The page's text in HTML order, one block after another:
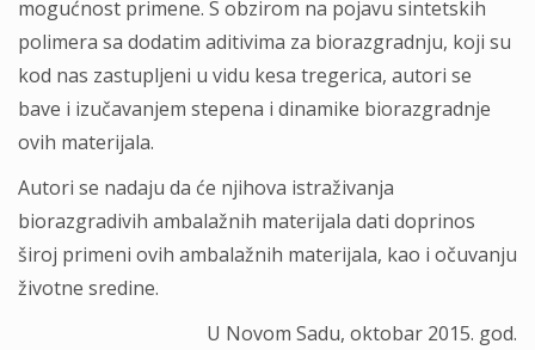
mogućnost primene. S obzirom na pojavu sintetskih
polimera sa dodatim aditivima za biorazgradnju, koji su
kod nas zastupljeni u vidu kesa tregerica, autori se
bave i izučavanjem stepena i dinamike biorazgradnje
ovih materijala.
Autori se nadaju da će njihova istraživanja
biorazgradivih ambalažnih materijala dati doprinos
široj primeni ovih ambalažnih materijala, kao i očuvanju
životne sredine.
U Novom Sadu, oktobar 2015. god.